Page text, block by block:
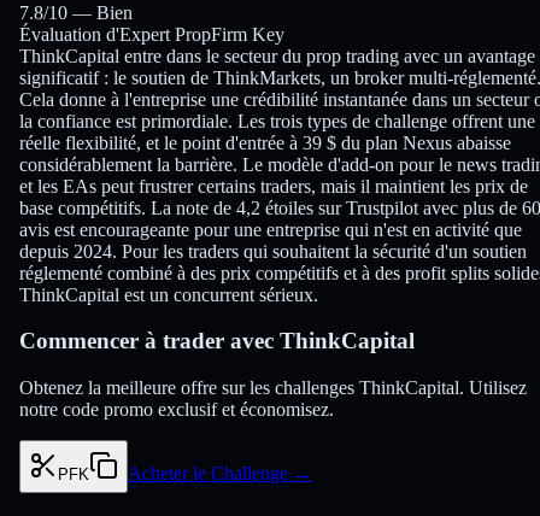
7.8/10 — Bien
Évaluation d'Expert PropFirm Key
ThinkCapital entre dans le secteur du prop trading avec un avantage
significatif : le soutien de ThinkMarkets, un broker multi-réglementé.
Cela donne à l'entreprise une crédibilité instantanée dans un secteur
la confiance est primordiale. Les trois types de challenge offrent une
réelle flexibilité, et le point d'entrée à 39 $ du plan Nexus abaisse
considérablement la barrière. Le modèle d'add-on pour le news
et les EAs peut frustrer certains traders, mais il maintient les prix de
base compétitifs. La note de 4,2 étoiles sur Trustpilot avec plus de
avis est encourageante pour une entreprise qui n'est en activité que
depuis 2024. Pour les traders qui souhaitent la sécurité d'un soutien
réglementé combiné à des prix compétitifs et à des profit splits
ThinkCapital est un concurrent sérieux.
Commencer à trader avec ThinkCapital
Obtenez la meilleure offre sur les challenges ThinkCapital. Utilisez
notre code promo exclusif et économisez.
PFK Acheter le Challenge →